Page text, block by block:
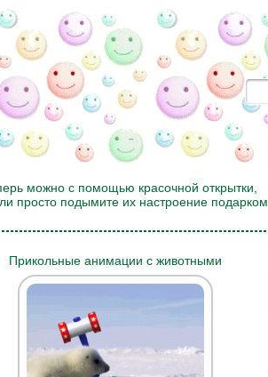
можно с помощью красочной открытки,
просто подымите их настроение подарком
Прикольные анимации с животными